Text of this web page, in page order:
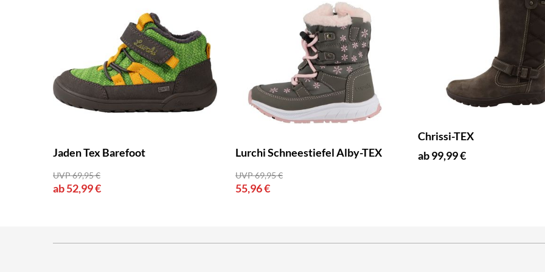
Jaden Tex Barefoot
UVP 69,95 €
ab 52,99 €
Lurchi Schneestiefel Alby-TEX
UVP 69,95 €
55,96 €
Chrissi-TEX
ab 99,99 €